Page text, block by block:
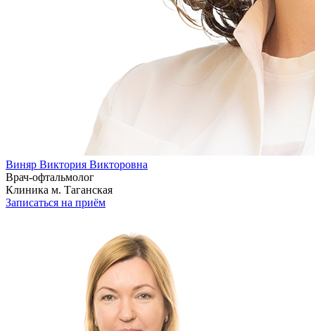
Виняр Виктория Викторовна
Врач-офтальмолог
Клиника м. Таганская
Записаться на приём